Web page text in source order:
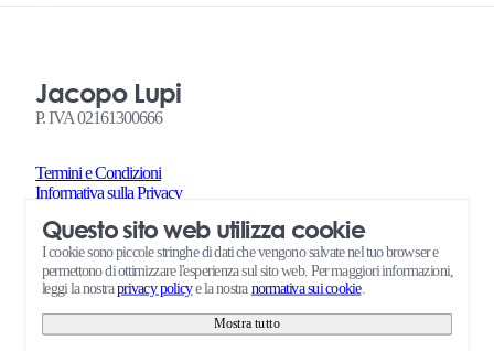
Jacopo Lupi
P. IVA 02161300666
Termini e Condizioni
Informativa sulla Privacy
Amministrazione
Consensi cookie
© 2026 Jacopo Lupi • powered byQuite Simple
Questo sito web utilizza cookie
I cookie sono piccole stringhe di dati che vengono salvate nel tuo browser e
permettono di ottimizzare l'esperienza sul sito web. Per maggiori informazioni,
leggi la nostraprivacy policye la nostranormativa sui cookie.
Mostra tutto